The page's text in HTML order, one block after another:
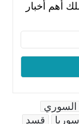
أهم أخبار
السوري
سوريا قسد